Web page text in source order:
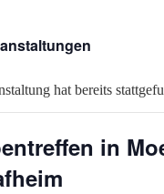
hat bereits
in